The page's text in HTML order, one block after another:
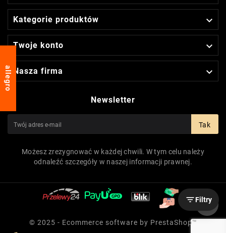
Filtry
Kategorie produktów 
Twoje konto 
Nasza firma 
Newsletter
Tak
Możesz zrezygnować w każdej chwili. W tym celu należy
odnaleźć szczegóły w naszej informacji prawnej.
© 2025 - Ecommerce software by PrestaShop™
allegro